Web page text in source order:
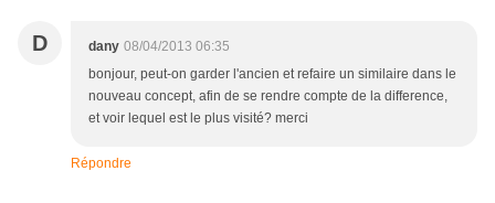
D dany 08/04/2013 06:35
bonjour, peut-on garder l'ancien et refaire un similaire dans le
nouveau concept, afin de se rendre compte de la difference,
et voir lequel est le plus visité? merci
Répondre